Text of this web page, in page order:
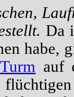
Da
habe,
Turm auf